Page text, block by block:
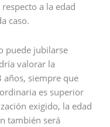
a la edad
caso.
puede jubilarse
valorar la
años, siempre que
es superior
exigido, la edad
también será